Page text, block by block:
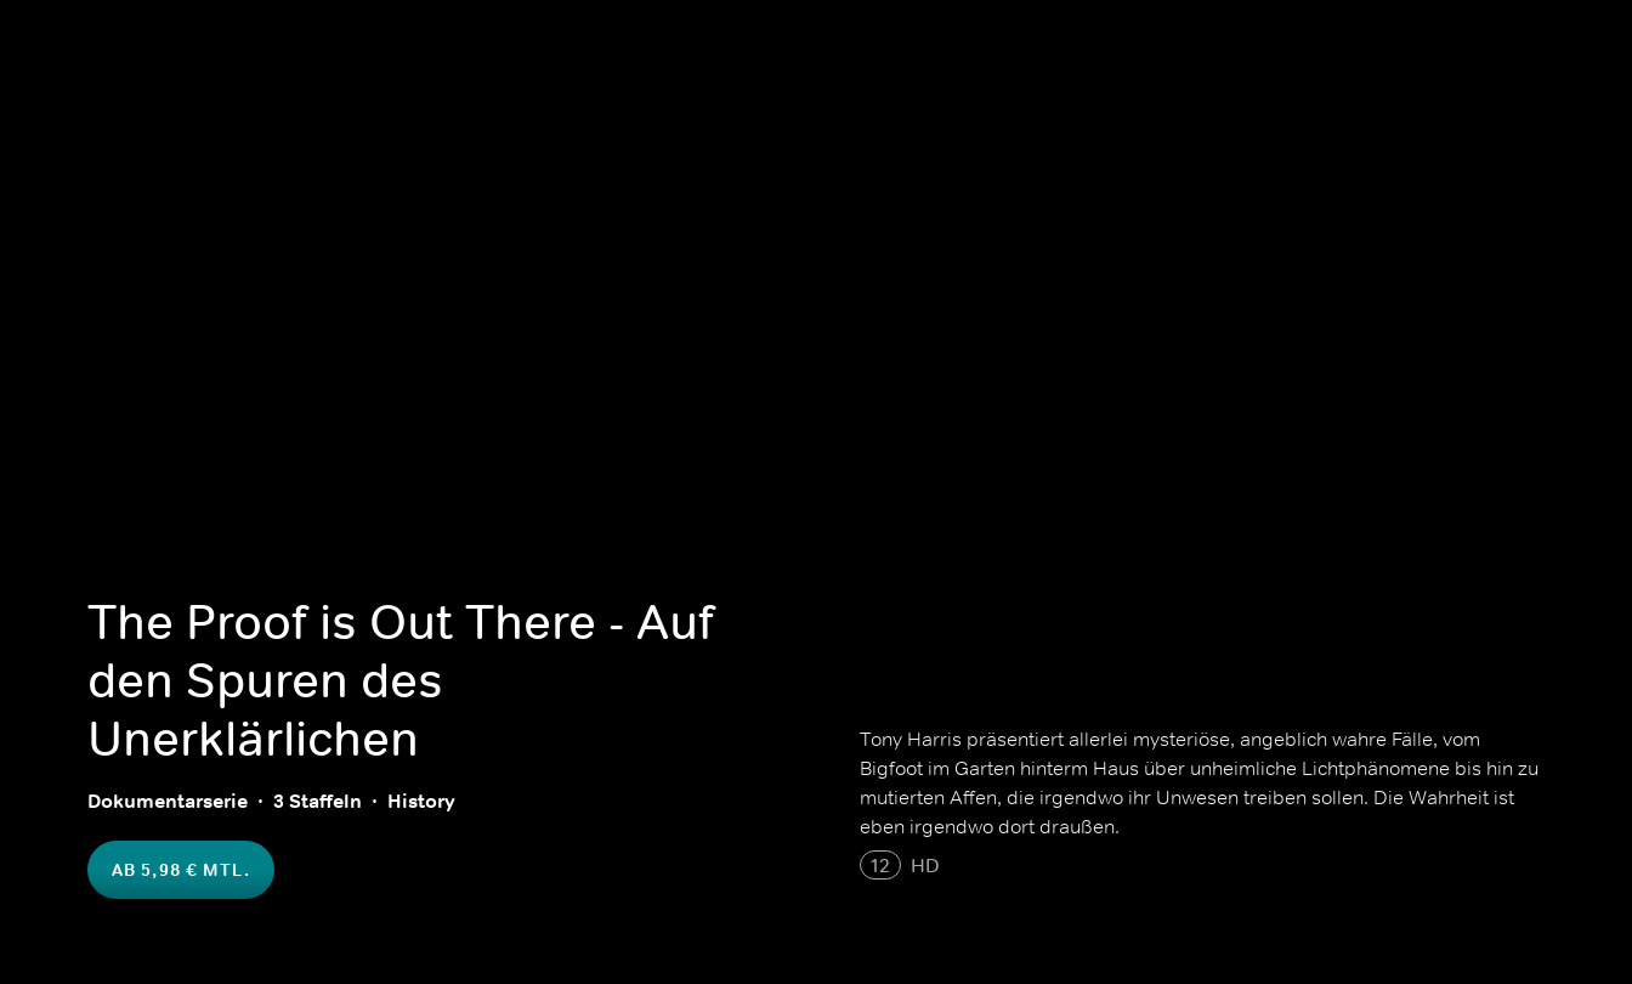
The Proof is Out There - Auf
den Spuren des
Unerklärlichen
Dokumentarserie 3 Staffeln History
AB 5,98 € MTL.
Tony Harris präsentiert allerlei mysteriöse, angeblich wahre Fälle, vom
Bigfoot im Garten hinterm Haus über unheimliche Lichtphänomene bis hin zu
mutierten Affen, die irgendwo ihr Unwesen treiben sollen. Die Wahrheit ist
eben irgendwo dort draußen.
12
HD